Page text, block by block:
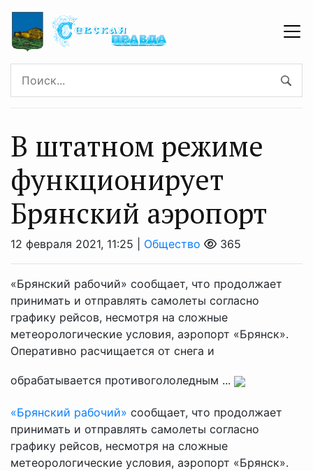
В штатном режиме
функционирует
Брянский аэропорт
12 февраля 2021, 11:25 | Общество 365
«Брянский рабочий» сообщает, что продолжает
принимать и отправлять самолеты согласно
графику рейсов, несмотря на сложные
метеорологические условия, аэропорт «Брянск».
Оперативно расчищается от снега и
обрабатывается противогололедным ...
«Брянский рабочий» сообщает, что продолжает
принимать и отправлять самолеты согласно
графику рейсов, несмотря на сложные
метеорологические условия, аэропорт «Брянск».